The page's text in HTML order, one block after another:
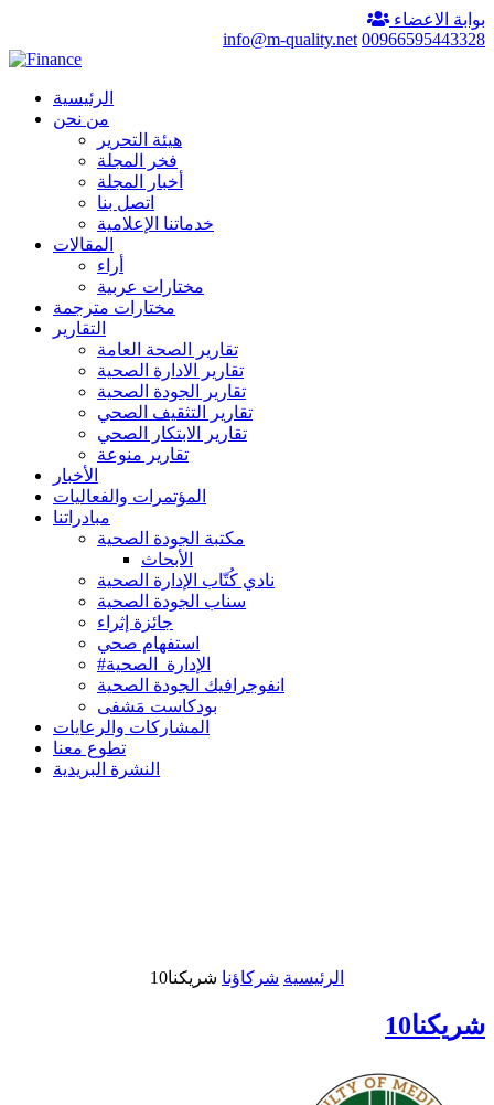
بوابة الاعضاء
00966595443328
info@m-quality.net
الرئيسية
من نحن
هيئة التحرير
فخر المجلة
أخبار المجلة
اتصل بنا
خدماتنا الإعلامية
المقالات
أراء
مختارات عربية
مختارات مترجمة
التقارير
تقارير الصحة العامة
تقارير الادارة الصحية
تقارير الجودة الصحية
تقارير التثقيف الصحي
تقارير الابتكار الصحي
تقارير منوعة
الأخبار
المؤتمرات والفعاليات
مبادراتنا
مكتبة الجودة الصحية
الأبحاث
نادي كُتّاب الإدارة الصحية
سناب الجودة الصحية
جائزة إثراء
استفهام صحي
#الإدارة_الصحية
انفوجرافيك الجودة الصحية
بودكاست مَشفى
المشاركات والرعايات
تطوع معنا
النشرة البريدية
الرئيسية شركاؤنا شريكنا10
شريكنا10